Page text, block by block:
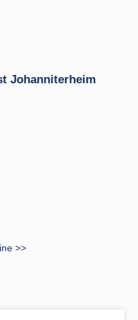
Johanniterheim
>>